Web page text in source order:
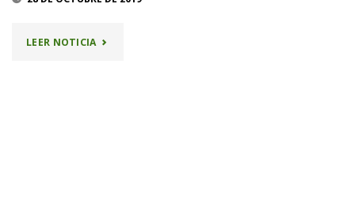
LEER NOTICIA"SALIDA